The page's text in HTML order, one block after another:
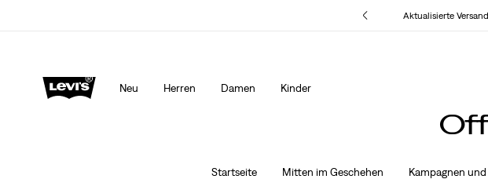
Aktualisierte
Neu Herren Damen Kinder
Levi’s® App.
Startseite Mitten im Geschehen Kampagnen